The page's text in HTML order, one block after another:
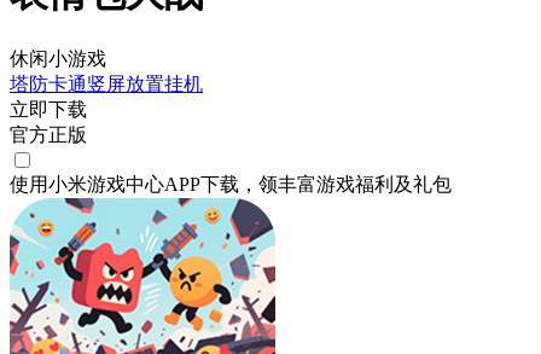
休闲小游戏
塔防卡通竖屏放置挂机
立即下载
官方正版
使用小米游戏中心APP下载 ，领丰富游戏福利 及礼包